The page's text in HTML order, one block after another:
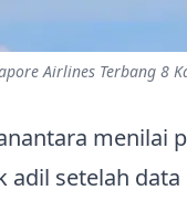
Airlines Terbang 8
menilai
adil setelah